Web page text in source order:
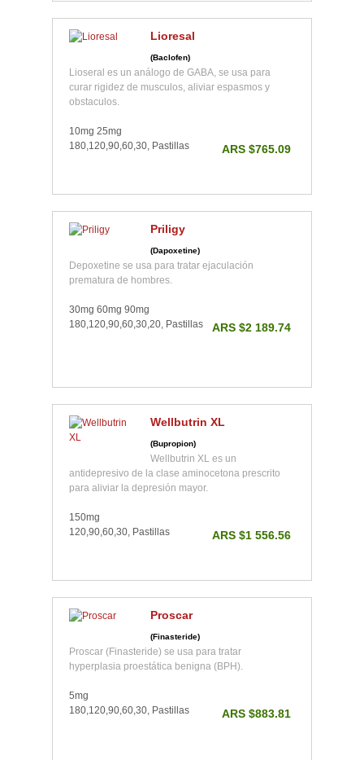
Lioresal
(Baclofen)
Lioseral es un análogo de GABA, se usa para
curar rigidez de musculos, aliviar espasmos y
obstaculos.
10mg 25mg
180,120,90,60,30, Pastillas
ARS $765.09
Priligy
(Dapoxetine)
Depoxetine se usa para tratar ejaculación
prematura de hombres.
30mg 60mg 90mg
180,120,90,60,30,20, Pastillas
ARS $2 189.74
Wellbutrin XL
(Bupropion)
Wellbutrin XL es un
antidepresivo de la clase aminocetona prescrito
para aliviar la depresión mayor.
150mg
120,90,60,30, Pastillas
ARS $1 556.56
Proscar
(Finasteride)
Proscar (Finasteride) se usa para tratar
hyperplasia proestática benigna (BPH).
5mg
180,120,90,60,30, Pastillas
ARS $883.81